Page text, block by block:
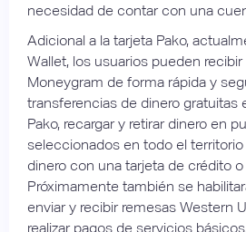
necesidad de contar con una
Adicional a la tarjeta Pako,
Wallet, los usuarios pueden
Moneygram de forma rápida y
transferencias de dinero gratuitas
Pako, recargar y retirar dinero en
seleccionados en todo el territorio
dinero con una tarjeta de crédito o
Próximamente también se
enviar y recibir remesas Western
realizar pagos de servicios